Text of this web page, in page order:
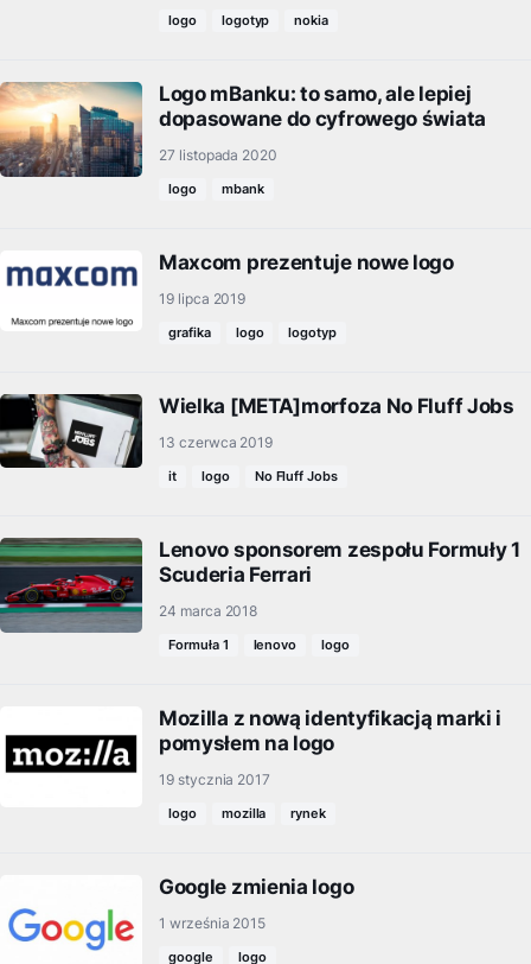
logo logotyp nokia
Logo mBanku: to samo, ale lepiej
dopasowane do cyfrowego świata
27 listopada 2020
logo mbank
Maxcom prezentuje nowe logo
19 lipca 2019
grafika logo logotyp
Wielka [META]morfoza No Fluff Jobs
13 czerwca 2019
it logo No Fluff Jobs
Lenovo sponsorem zespołu Formuły 1
Scuderia Ferrari
24 marca 2018
Formuła 1 lenovo logo
Mozilla z nową identyfikacją marki i
pomysłem na logo
19 stycznia 2017
logo mozilla rynek
Google zmienia logo
1 września 2015
google logo